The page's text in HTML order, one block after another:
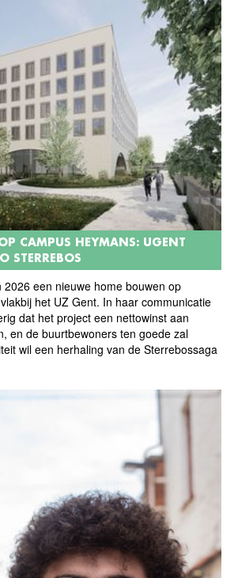
CAMPUS HEYMANS: UGENT
STERREBOS
2026 een nieuwe home bouwen op
het UZ Gent. In haar communicatie
dat het project een nettowinst aan
en de buurtbewoners ten goede zal
wil een herhaling van de Sterrebossaga